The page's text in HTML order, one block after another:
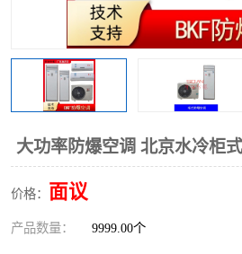
大功率防爆空调 北京水冷柜
价格： 面议
产品数量： 9999.00个